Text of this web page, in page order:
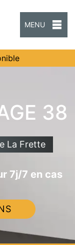
MENU
38
La Frette
7j/7 en cas